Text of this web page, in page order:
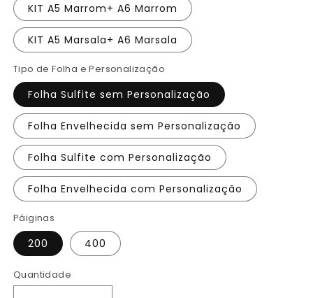
KIT A5 Marrom+ A6 Marrom
KIT A5 Marsala+ A6 Marsala
Tipo de Folha e Personalização
Folha Sulfite sem Personalização
Folha Envelhecida sem Personalização
Folha Sulfite com Personalização
Folha Envelhecida com Personalização
Páiginas
200 400
Quantidade